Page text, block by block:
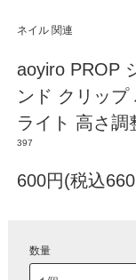
ネイル 関連
aoyiro PROP
ンド クリップ
ライト 高さ調
397
600円(税込
数量